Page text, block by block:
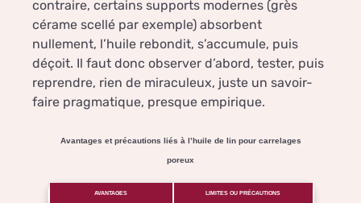
contraire, certains supports modernes (grès
cérame scellé par exemple) absorbent
nullement, l’huile rebondit, s’accumule, puis
déçoit. Il faut donc observer d’abord, tester, puis
reprendre, rien de miraculeux, juste un savoir-
faire pragmatique, presque empirique.
Avantages et précautions liés à l’huile de lin pour carrelages
poreux
AVANTAGES LIMITES OU PRÉCAUTIONS